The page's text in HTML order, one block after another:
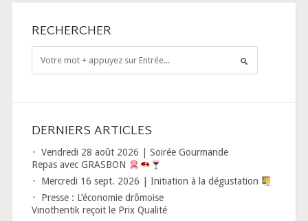
RECHERCHER
DERNIERS ARTICLES
Vendredi 28 août 2026 | Soirée Gourmande
Repas avec GRASBON
Mercredi 16 sept. 2026 | Initiation à la dégustation
Presse : L’économie drômoise
Vinothentik reçoit le Prix Qualité